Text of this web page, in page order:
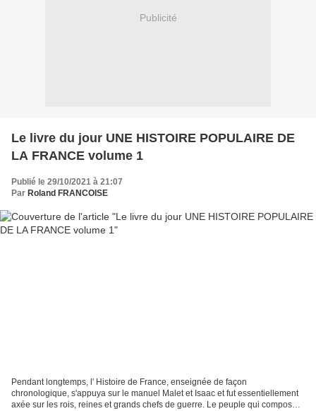
Publicité
Le livre du jour UNE HISTOIRE POPULAIRE DE
LA FRANCE volume 1
Publié le 29/10/2021 à 21:07
Par Roland FRANCOISE
Pendant longtemps, l' Histoire de France, enseignée de façon
chronologique, s'appuya sur le manuel Malet et Isaac et fut essentiellement
axée sur les rois, reines et grands chefs de guerre. Le peuple qui composait